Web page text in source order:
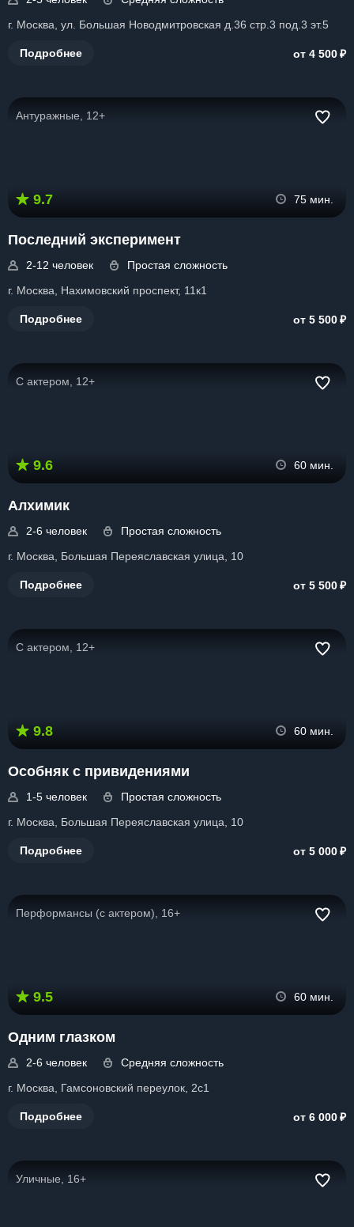
г. Москва, ул. Большая Новодмитровская д.36 стр.3 под.3 эт.5
Подробнее от 4 500₽
Антуражные, 12+
9.7 75 мин.
Последний эксперимент
2-12 человек
Простая сложность
г. Москва, Нахимовский проспект, 11к1
Подробнее от 5 500₽
С актером, 12+
9.6 60 мин.
Алхимик
2-6 человек
Простая сложность
г. Москва, Большая Переяславская улица, 10
Подробнее от 5 500₽
С актером, 12+
9.8 60 мин.
Особняк с привидениями
1-5 человек
Простая сложность
г. Москва, Большая Переяславская улица, 10
Подробнее от 5 000₽
Перформансы (с актером), 16+
9.5 60 мин.
Одним глазком
2-6 человек
Средняя сложность
г. Москва, Гамсоновский переулок, 2с1
Подробнее от 6 000₽
Уличные, 16+